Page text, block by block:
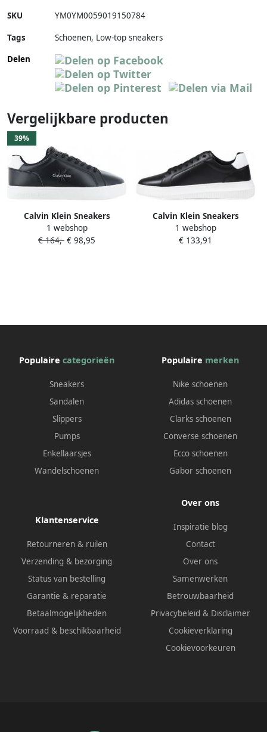
SKU YM0YM0059019150784
Tags
Schoenen, Low-top sneakers
Delen
Vergelijkbare producten
39%
Calvin Klein Sneakers
CLASSIC CUPSOLE MONO LTH
Vrijetijdssneaker lage schoen
1 webshop
€ 164,- € 98,95
Calvin Klein Sneakers
CHUNKY CUPSOLE MONO
LTH Veterschoen lage schoen
1 webshop
€ 133,91
Populaire categorieën
Sneakers
Sandalen
Slippers
Pumps
Enkellaarsjes
Wandelschoenen
Populaire merken
Nike schoenen
Adidas schoenen
Clarks schoenen
Converse schoenen
Ecco schoenen
Gabor schoenen
Klantenservice
Retourneren & ruilen
Verzending & bezorging
Status van bestelling
Garantie & reparatie
Betaalmogelijkheden
Voorraad & beschikbaarheid
Over ons
Inspiratie blog
Contact
Over ons
Samenwerken
Betrouwbaarheid
Privacybeleid & Disclaimer
Cookieverklaring
Cookievoorkeuren